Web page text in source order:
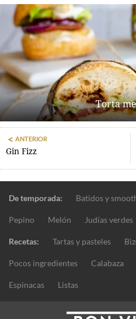
Torta
ANTERIOR
Gin Fizz
De temporada: Batidos y
Pepino Melón Judías verdes
Recetas: Tartas y pasteles
Pocos ingredientes Calabaza
Espinacas Listas